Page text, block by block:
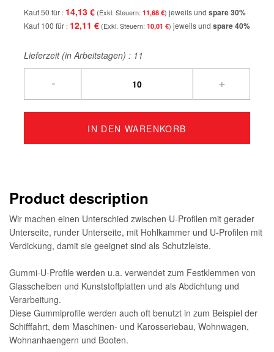
Kauf 50 für 14,13 € 11,68 € jeweils und spare30%
Kauf 100 für 12,11 € 10,01 € jeweils und spare40%
Lieferzeit (in Arbeitstagen) : 11
- +
IN DEN WARENKORB
Product description
Wir machen einen Unterschied zwischen U-Profilen mit gerader
Unterseite, runder Unterseite, mit Hohlkammer und U-Profilen mit
Verdickung, damit sie geeignet sind als Schutzleiste.
Gummi-U-Profile werden u.a. verwendet zum Festklemmen von
Glasscheiben und Kunststoffplatten und als Abdichtung und
Verarbeitung.
Diese Gummiprofile werden auch oft benutzt in zum Beispiel der
Schifffahrt, dem Maschinen- und Karosseriebau, Wohnwagen,
Wohnanhaengern und Booten.